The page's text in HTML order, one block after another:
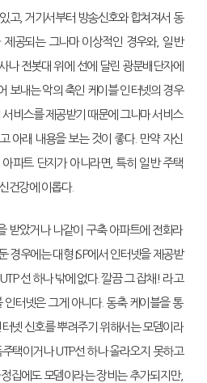
고, 거기서부터 방송신호와 합쳐져서 동
공되는 그나마 이상적인 경우와, 일반
나 전봇대 위에 선에 달린 광분배단자에
보내는 악의 축인 케이블 인터넷의 경우
비스를 제공받기 때문에 그나마 서비스
아래 내용을 보는 것이 좋다. 만약 자신
파트 단지가 아니라면, 특히 일반 주택
건강에 이롭다.
받았거나 나같이 구축 아파트에 전화라
경우에는 대형 ISP에서 인터넷을 제공받
선 하나 밖에 없다. 깔끔 그 잡채! 라고
인터넷은 그게 아니다. 동축 케이블을 통
넷 신호를 뿌려주기 위해서는 모뎀이라
택이거나 UTP선 하나 올라오지 못하고
집에도 모뎀이라는 장비는 추가되지만,